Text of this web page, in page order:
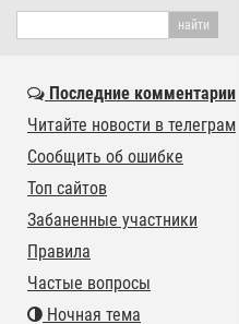
Последние комментарии
Читайте новости в телеграм
Сообщить об ошибке
Топ сайтов
Забаненные участники
Правила
Частые вопросы
Ночная тема